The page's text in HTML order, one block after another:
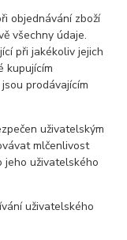
objednávání zboží
všechny údaje.
při jakékoliv jejich
kupujícím
prodávajícím
uživatelským
mlčenlivost
jeho uživatelského
uživatelského